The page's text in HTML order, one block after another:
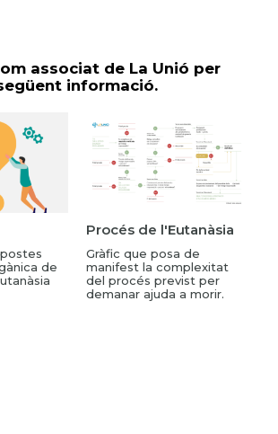
associat de La Unió per
informació.
de
Procés de l'Eutanàsia
Gràfic que posa de
manifest la complexitat
del procés previst per
demanar ajuda a morir.